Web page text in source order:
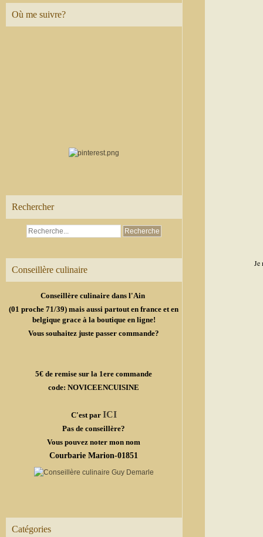
Où me suivre?
Rechercher
Conseillère culinaire
Conseillère culinaire dans l'Ain
(01 proche 71/39) mais aussi partout en france et en
belgique grace à la boutique en ligne!
Vous souhaitez juste passer commande?
5€ de remise sur la 1ere commande
code: NOVICEENCUISINE
C'est par ICI
Pas de conseillère?
Vous pouvez noter mon nom
Courbarie Marion-01851
Catégories
Je